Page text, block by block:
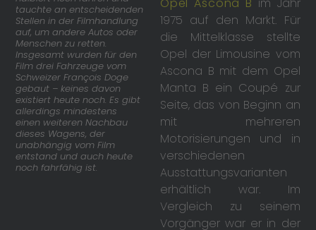
tauchte an entscheidenden
Stellen in der Filmhandlung
auf, um andere Autos oder
Menschen zu retten.
Insgesamt wurden für den
Film drei Fahrzeuge vom
Schweizer François Doge
gebaut – keines davon
existiert heute noch. Es gibt
allerdings mindestens
einen weiteren Nachbau
dieses Wagens, der
unabhängig vom Film
entstand und auch heute
noch fahrfähig ist.
1975 auf den Markt. Für
die Mittelklasse stellte
Opel der Limousine vom
Ascona B mit dem Opel
Manta B ein Coupé zur
Seite, das von Beginn an
mit mehreren
Motorisierungen und in
verschiedenen
Ausstattungsvarianten
erhältlich war. Im
Vergleich zu seinem
Vorgänger war er in der